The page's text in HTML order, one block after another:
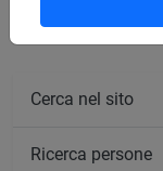
Cerca nel sito
Ricerca persone